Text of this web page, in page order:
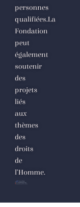
personnes
qualifiées.La
Fondation
peut
également
soutenir
des
projets
liés
aux
thèmes
des
droits
de
l’Homme.